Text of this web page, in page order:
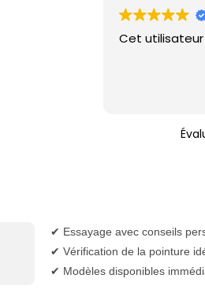
Cet
✔ Essayage avec conseils
✔ Vérification de la pointure
✔ Modèles disponibles